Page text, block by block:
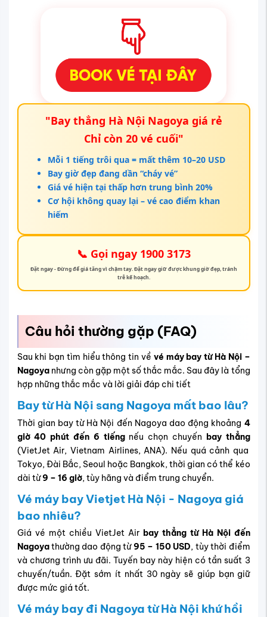
"Bay thẳng Hà Nội Nagoya giá rẻ
Chỉ còn 20 vé cuối"
Mỗi 1 tiếng trôi qua = mất thêm 10–20 USD
Bay giờ đẹp đang dần “cháy vé”
Giá vé hiện tại thấp hơn trung bình 20%
Cơ hội không quay lại – vé cao điểm khan
hiếm
📞 Gọi ngay 1900 3173
Đặt ngay - Đừng để giá tăng vì chậm tay. Đặt ngay giữ được khung giờ đẹp, tránh
trễ kế hoạch.
Câu hỏi thường gặp (FAQ)
Sau khi bạn tìm hiểu thông tin về vé máy bay từ Hà Nội –
Nagoyanhưng còn gặp một số thắc mắc. Sau đây là tổng
hợp những thắc mắc và lời giải đáp chi tiết
Bay từ Hà Nội sang Nagoya mất bao lâu?
Thời gian bay từ Hà Nội đến Nagoya dao động khoảng 4
giờ 40 phút đến 6 tiếngnếu chọn chuyến bay thẳng
(VietJet Air, Vietnam Airlines, ANA). Nếu quá cảnh qua
Tokyo, Đài Bắc, Seoul hoặc Bangkok, thời gian có thể kéo
dài từ9 – 16 giờ, tùy hãng và điểm trung chuyển.
Vé máy bay Vietjet Hà Nội - Nagoya giá
bao nhiêu?
Giá vé một chiều VietJet Air bay thẳng từ Hà Nội đến
Nagoyathường dao động từ95 – 150 USD, tùy thời điểm
và chương trình ưu đãi. Tuyến bay này hiện có tần suất 3
chuyến/tuần. Đặt sớm ít nhất 30 ngày sẽ giúp bạn giữ
được mức giá tốt.
Vé máy bay đi Nagoya từ Hà Nội khứ hồi